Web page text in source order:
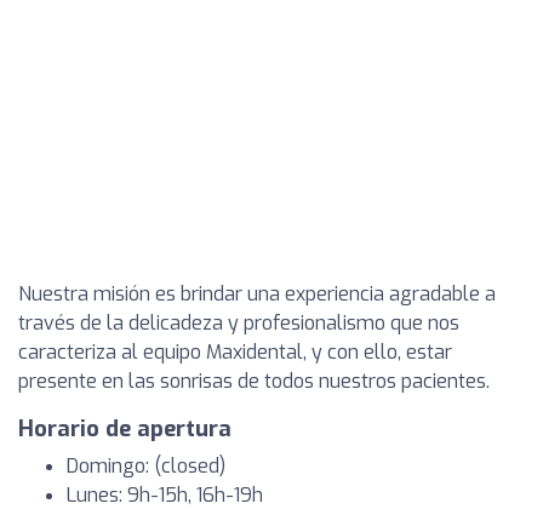
Nuestra misión es brindar una experiencia agradable a
través de la delicadeza y profesionalismo que nos
caracteriza al equipo Maxidental, y con ello, estar
presente en las sonrisas de todos nuestros pacientes.
Horario de apertura
Domingo: (closed)
Lunes: 9h-15h, 16h-19h